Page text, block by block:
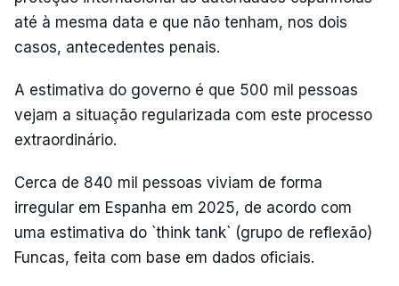
até à mesma data e que não tenham, nos dois
casos, antecedentes penais.
A estimativa do governo é que 500 mil pessoas
vejam a situação regularizada com este processo
extraordinário.
Cerca de 840 mil pessoas viviam de forma
irregular em Espanha em 2025, de acordo com
uma estimativa do `think tank` (grupo de reflexão)
Funcas, feita com base em dados oficiais.